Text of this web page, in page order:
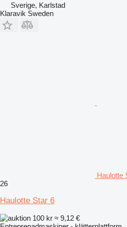
Sverige, Karlstad
Klaravik Sweden
Haulotte
26
Haulotte Star 6
100 kr ≈ 9,12 €